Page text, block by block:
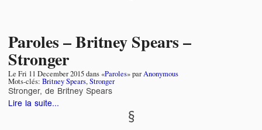
Paroles – Britney Spears –
Stronger
Le Fri 11 December 2015dans «Paroles» parAnonymous
Mots-clés: Britney Spears,Stronger
Stronger, de Britney Spears
Lire la suite...